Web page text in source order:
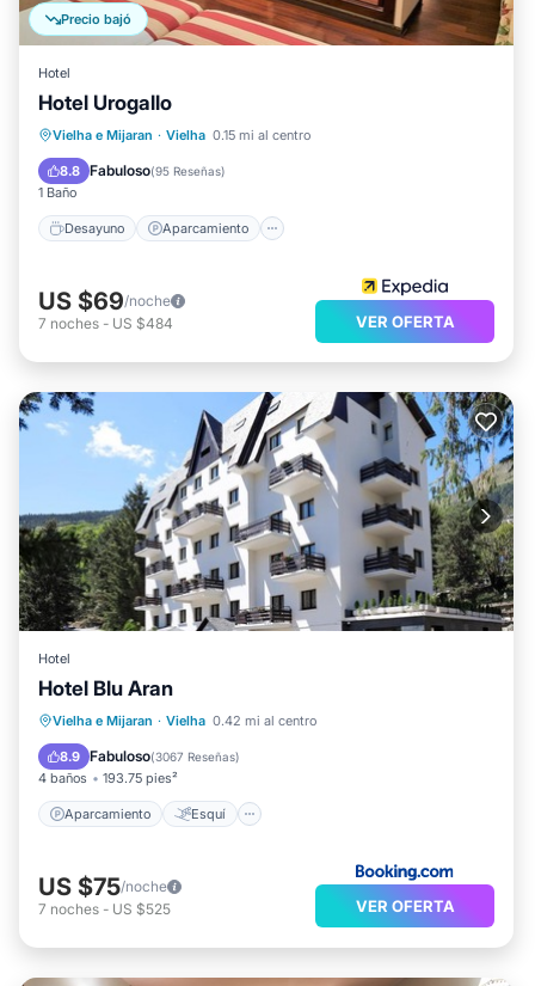
Precio bajó
Hotel
Hotel Urogallo
Vielha e Mijaran · Vielha 0.15 mi al centro
8.8 Fabuloso(95 Reseñas)
1 Baño
Desayuno Aparcamiento
Desayuno Aparcamiento
Internet
US $69/noche
7 noches - US $484 VER OFERTA
Hotel
Hotel Blu Aran
Vielha e Mijaran · Vielha 0.42 mi al centro
8.9 Fabuloso(3067 Reseñas)
4 baños 193.75 pies²
Aparcamiento Esquí
Aparcamiento Esquí
Apto para niños
US $75/noche
7 noches - US $525 VER OFERTA